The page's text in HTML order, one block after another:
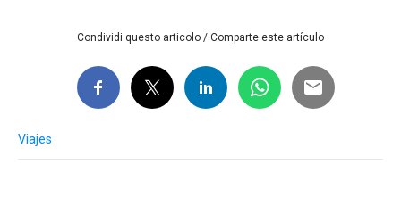
Condividi questo articolo / Comparte este artículo
Viajes